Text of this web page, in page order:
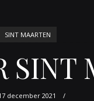
SINT MAARTEN
SINT
december 2021